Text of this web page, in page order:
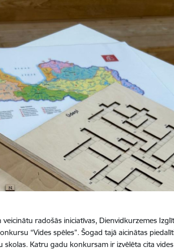
radošās iniciatīvas, Dienvidkurzemes
“Vides spēles”. Šogad tajā aicinātas
Katru gadu konkursam ir izvēlēta cita